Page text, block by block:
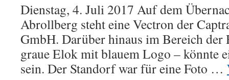
Dienstag, 4. Juli 2017 Auf dem
Abrollberg steht eine Vectron der
GmbH. Darüber hinaus im Bereich der
graue Elok mit blauem Logo – könnte
sein. Der Standorf war für eine Foto …